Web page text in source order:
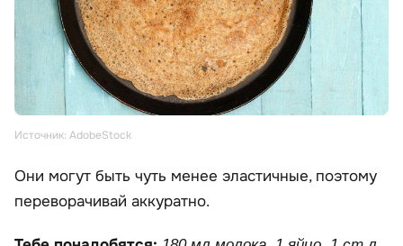
Источник: AdobeStock
Они могут быть чуть менее эластичные, поэтому
переворачивай аккуратно.